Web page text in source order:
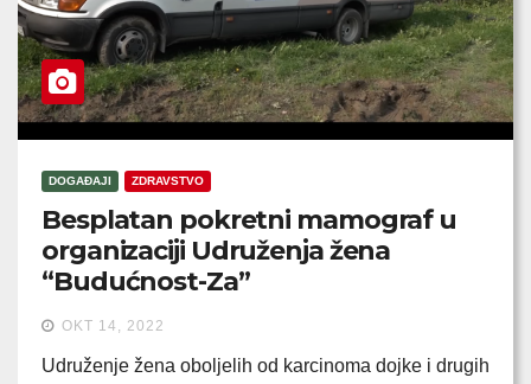
DOGAĐAJI ZDRAVSTVO
Besplatan pokretni mamograf u
organizaciji Udruženja žena
“Budućnost-Za”
OKT 14, 2022
Udruženje žena oboljelih od karcinoma dojke i drugih